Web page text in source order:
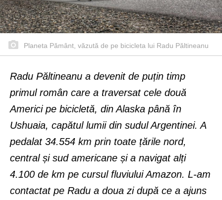
Planeta Pământ, văzută de pe bicicleta lui Radu Păltineanu
Radu Păltineanu a devenit de puțin timp
primul român care a traversat cele două
Americi pe bicicletă, din Alaska până în
Ushuaia, capătul lumii din sudul Argentinei. A
pedalat 34.554 km prin toate țările nord,
central și sud americane și a navigat alți
4.100 de km pe cursul fluviului Amazon. L-am
contactat pe Radu a doua zi după ce a ajuns